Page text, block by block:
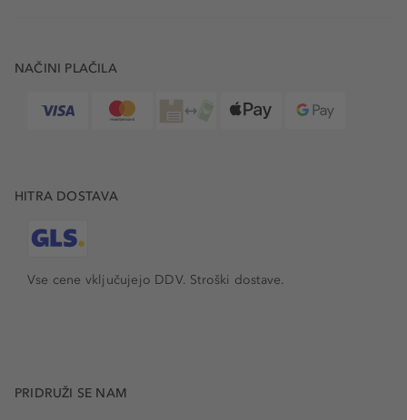
NAČINI PLAČILA
HITRA DOSTAVA
Vse cene vključujejo DDV. Stroški dostave.
PRIDRUŽI SE NAM